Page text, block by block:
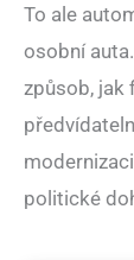
To ale
osobní
způsob, jak
politické